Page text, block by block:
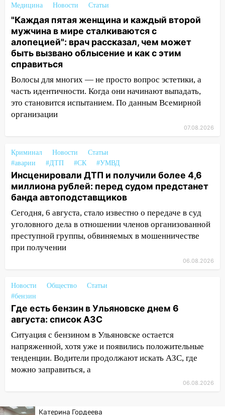
11:50
Заснул рядом с ребёнком и
случайно задушил его: суд вынес
приговор
11:38 В Ленинском районе пожар
полностью уничтожил дачный дом и
сарай
11:38 В Госдуме предложили отменить
ЕГЭ с 2027 года
11:25 В Ульяновске ИИ будет выявлять
11:20
Ульяновская шахматистка
Валерия Клейменова выиграла два
золота в составе сборной мира
11:16 В Ульяновске открыли памятную
доску декабристу Кондратию Рылееву
10:40 В Ульяновске спасатели ночью
нашли потерявшегося в заброшенных
садах 79-летнего мужчину
временно отключили холодную воду
10:14
коррупционной схемы при ЦГКБ
отправили в колонию на 7 и 8 лет
09:52 Ночью беспилотники сбили над
соседними Татарстаном и Саратовской
областью
Диана Шурыгина уверовала в
09:35
В Ульяновске директора фирмы
Медицина Новости Статьи
"Каждая пятая женщина и каждый второй
мужчина в мире сталкиваются с
алопецией": врач рассказал, чем может
быть вызвано облысение и как с этим
справиться
Волосы для многих — не просто вопрос эстетики, а
часть идентичности. Когда они начинают выпадать,
это становится испытанием. По данным Всемирной
организации
07.08.2026
Криминал Новости
Статьи
#аварии
#ДТП #СК #УМВД
Инсценировали ДТП и получили более 4,6
миллиона рублей: перед судом предстанет
банда автоподставщиков
Сегодня, 6 августа, стало известно о передаче в суд
уголовного дела в отношении членов организованной
преступной группы, обвиняемых в мошенничестве
при получении
06.08.2026
Новости Общество
Статьи
#бензин
Где есть бензин в Ульяновске днем 6
августа: список АЗС
Ситуация с бензином в Ульяновске остается
напряженной, хотя уже и появились положительные
тенденции. Водители продолжают искать АЗС, где
можно заправиться, а
06.08.2026
Катерина Гордеева